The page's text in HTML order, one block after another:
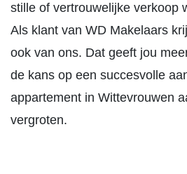
stille of vertrouwelijke verkoop
Als klant van WD Makelaars
ook van ons. Dat geeft jou
de kans op een succesvolle
appartement in Wittevrouwen
vergroten.